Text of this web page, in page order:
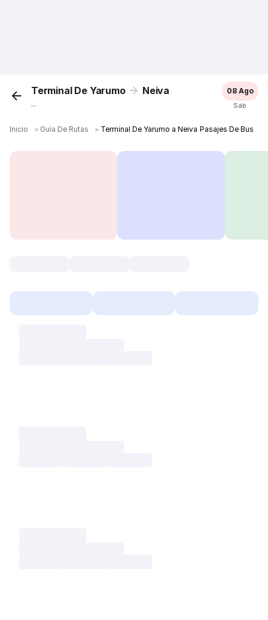
Terminal De Yarumo Neiva
...
08 Ago
Sáb
Inicio ＞ Guía De Rutas ＞ Terminal De Yarumo a Neiva Pasajes De Bus